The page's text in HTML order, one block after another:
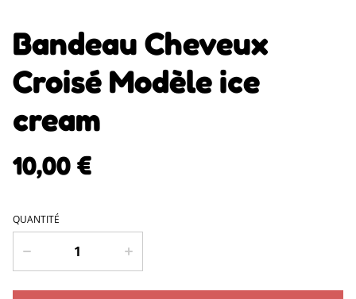
Bandeau Cheveux
Croisé Modèle ice
cream
10,00 €
QUANTITÉ